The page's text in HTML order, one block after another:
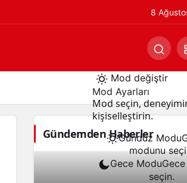
8
Mod değiştir
Mod Ayarları
Mod seçin,
kişiselleştirin.
Gündüz Modu
modunu
Gece Modu
seçin.
Gündemden Haberler